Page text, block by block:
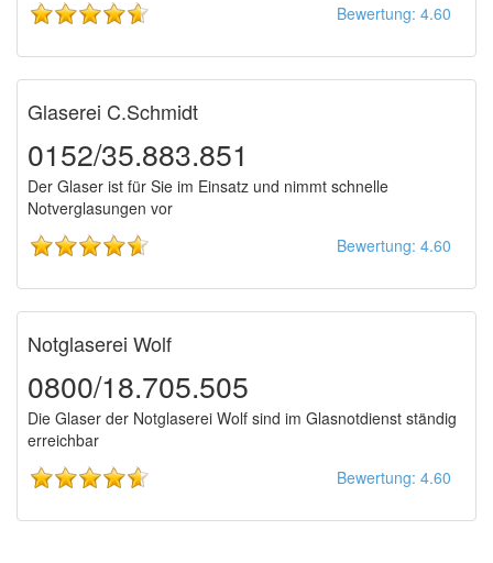
Bewertung: 4.60
Glaserei C.Schmidt
0152/35.883.851
Der Glaser ist für Sie im Einsatz und nimmt schnelle
Notverglasungen vor
Bewertung: 4.60
Notglaserei Wolf
0800/18.705.505
Die Glaser der Notglaserei Wolf sind im Glasnotdienst ständig
erreichbar
Bewertung: 4.60